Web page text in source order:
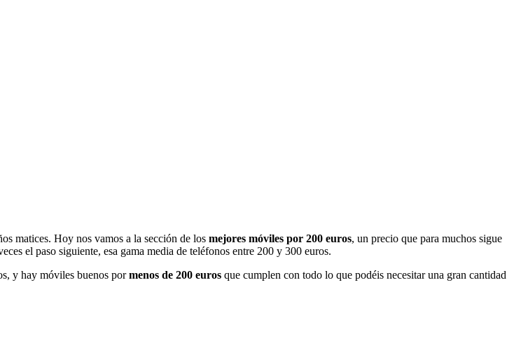
matices. Hoy nos vamos a la sección de los mejores móviles por 200 euros, un precio que para muchos sigue
el paso siguiente, esa gama media de teléfonos entre 200 y 300 euros.
y hay móviles buenos pormenos de 200 euros que cumplen con todo lo que podéis necesitar una gran cantidad